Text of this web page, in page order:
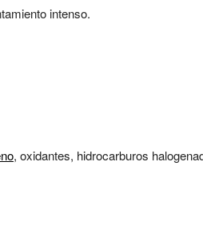
intenso.
, oxidantes, hidrocarburos